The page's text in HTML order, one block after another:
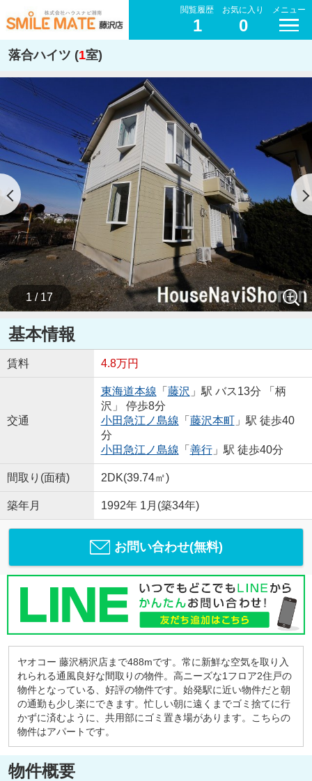
閲覧履歴
1
お気に入り
0
メニュー
落合ハイツ (1室)
1 / 17
基本情報
賃料 4.8万円
交通
東海道本線 「 藤沢 」駅 バス13分 「柄
沢」 停歩8分
小田急江ノ島線 「 藤沢本町」駅 徒歩40
分
小田急江ノ島線 「 善行」駅 徒歩40分
間取り(面積) 2DK(39.74㎡)
築年月 1992年 1月(築34年)
お問い合わせ(無料)
ヤオコー 藤沢柄沢店まで488mです。常に新鮮な空気を取り入
れられる通風良好な間取りの物件。高ニーズな1フロア2住戸の
物件となっている、好評の物件です。始発駅に近い物件だと朝
の通勤も少し楽にできます。忙しい朝に遠くまでゴミ捨てに行
かずに済むように、共用部にゴミ置き場があります。こちらの
物件はアパートです。
物件概要